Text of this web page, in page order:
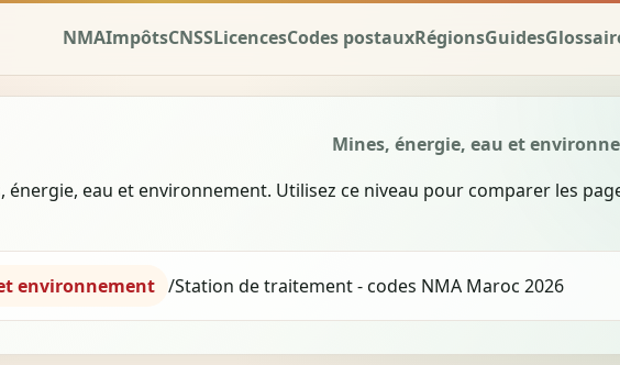
NMAImpôtsCNSSLicencesCodes postauxRégionsGuides
Mines, énergie, eau et
eau et environnement. Utilisez ce niveau pour comparer les
environnement /Station de traitement - codes NMA Maroc 2026